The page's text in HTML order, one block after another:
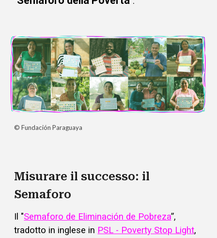
© Fundación Paraguaya
Misurare il successo: il
Semaforo
I l "Semaforo de Eliminación de Pobreza”,
tradotto in inglese in PSL - Poverty Stop Light,